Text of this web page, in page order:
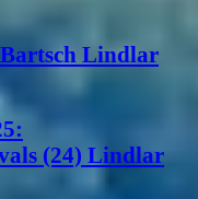
Lindlar
(24) Lindlar